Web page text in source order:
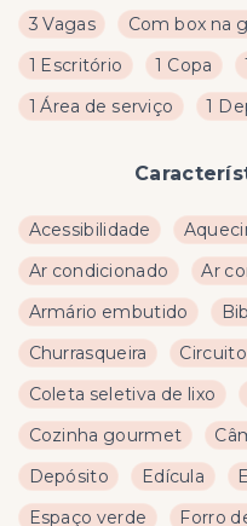
3 Vagas
Com box na
1 Escritório
1 Copa
1 Área de serviço
1
Acessibilidade
Ar condicionado
Ar
Armário embutido
Churrasqueira
Coleta seletiva de lixo
Cozinha gourmet
Depósito
Edícula
Espaço verde
Forro